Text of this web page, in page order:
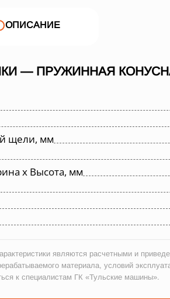
ОПИСАНИЕ
— ПРУЖИННАЯ
щели, мм
х Высота, мм
являются расчетными и
материала, условий
к специалистам ГК «Тульские машины».